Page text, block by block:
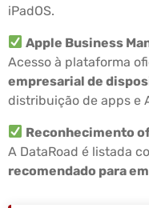
iPadOS.
Apple Business
Acesso à plataforma
empresarial de
distribuição de apps e
Reconhecimento
A DataRoad é listada
recomendado para